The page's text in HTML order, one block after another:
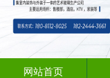
网站首页